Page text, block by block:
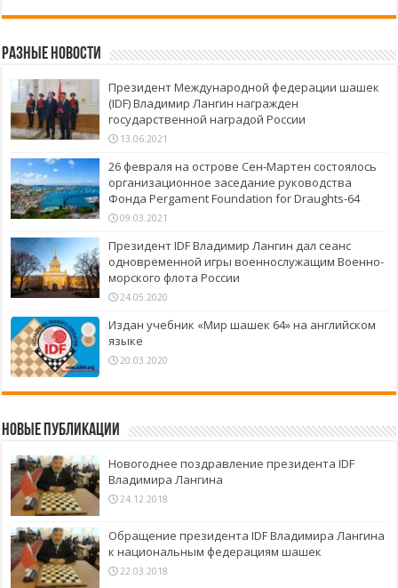
Разные новости
Президент Международной федерации шашек
(IDF) Владимир Лангин награжден
государственной наградой России
13.06.2021
26 февраля на острове Сен-Мартен состоялось
организационное заседание руководства
Фонда Pergament Foundation for Draughts-64
09.03.2021
Президент IDF Владимир Лангин дал сеанс
одновременной игры военнослужащим Военно-
морского флота России
24.05.2020
Издан учебник «Мир шашек 64» на английском
языке
20.03.2020
Новые публикации
Новогоднее поздравление президента IDF
Владимира Лангина
24.12.2018
Обращение президента IDF Владимира Лангина
к национальным федерациям шашек
22.03.2018